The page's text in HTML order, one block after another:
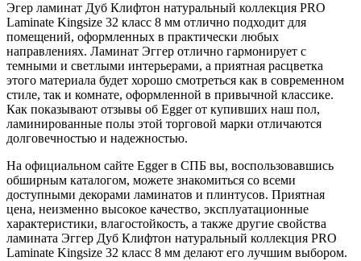
Эгер ламинат Дуб Клифтон натуральный коллекция PRO
Laminate Kingsize 32 класс 8 мм отлично подходит для
помещений, оформленных в практически любых
направлениях. Ламинат Эггер отлично гармонирует с
темными и светлыми интерьерами, а приятная расцветка
этого материала будет хорошо смотреться как в современном
стиле, так и комнате, оформленной в привычной классике.
Как показывают отзывы об Egger от купивших наш пол,
ламинированные полы этой торговой марки отличаются
долговечностью и надежностью.
На официальном сайте Egger в СПБ вы, воспользовавшись
обширным каталогом, можете знакомиться со всеми
доступными декорами ламинатов и плинтусов. Приятная
цена, неизменно высокое качество, эксплуатационные
характеристики, влагостойкость, а также другие свойства
ламината Эггер Дуб Клифтон натуральный коллекция PRO
Laminate Kingsize 32 класс 8 мм делают его лучшим выбором.